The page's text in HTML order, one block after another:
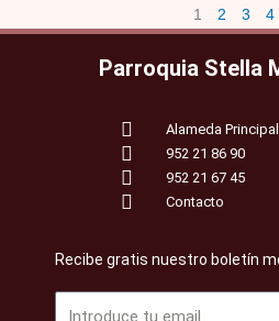
1 2 3 4
Parroquia Stella
Alameda
952 21 86 90
952 21 67 45
Contacto
Recibe gratis nuestro boletín